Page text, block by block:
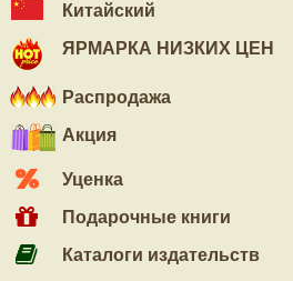
Китайский
ЯРМАРКА НИЗКИХ ЦЕН
Распродажа
Акция
Уценка
Подарочные книги
Каталоги издательств